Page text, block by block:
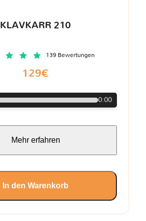
KLAVKARR 210
139 Bewertungen
129€
0:00
Mehr erfahren
In den Warenkorb